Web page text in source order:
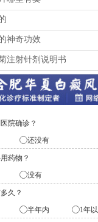
神奇功效
注射针剂说明书
院确诊？
还没有
药物？
没有
久？
半年内 1年